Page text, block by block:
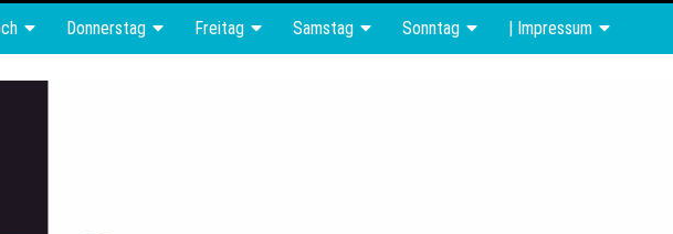
Donnerstag Freitag Samstag Sonntag | Impressum